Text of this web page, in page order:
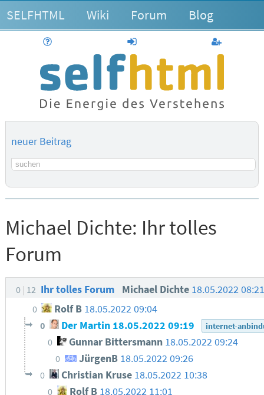
SELFHTML Wiki Forum Blog
anmelden
neuer Beitrag
Suchbegriff
Michael Dichte: Ihr tolles
Forum
0 12 Ihr tolles Forum Michael Dichte 18.05.2022
0 Rolf B 18.05.2022 09:04
0 Der Martin 18.05.2022 09:19 internet-
0 Gunnar Bittersmann 18.05.2022 09:24
0 JürgenB 18.05.2022 09:26
0 Christian Kruse 18.05.2022 10:38
0 Rolf B 18.05.2022 11:01